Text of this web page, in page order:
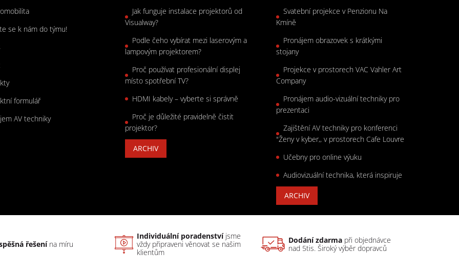
se k nám do týmu!
formulář
AV techniky
Jak funguje instalace projektorů od
Visualway?
Podle čeho vybírat mezi laserovým a
lampovým projektorem?
Proč používat profesionální displej
místo spotřební TV?
HDMI kabely – vyberte si správně
Proč je důležité pravidelně čistit
projektor?
ARCHIV
Svatební projekce v Penzionu Na
Kmíně
Pronájem obrazovek s krátkými
stojany
Projekce v prostorech VAC Vahler Art
Company
Pronájem audio-vizuální techniky pro
prezentaci
Zajištění AV techniky pro konferenci
"Ženy v kyber,, v prostorech Cafe Louvre
Učebny pro online výuku
Audiovizuální technika, která inspiruje
ARCHIV
řešení na míru
Individuální poradenstvíjsme
vždy připraveni věnovat se našim
klientům
Dodání zdarma při objednávce
nad 5tis. Široký výběr dopravců